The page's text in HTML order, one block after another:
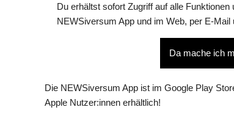
Du erhältst sofort Zugriff auf alle Funktionen
NEWSiversum App und im Web, per E-Mail
Da mache ich
Die NEWSiversum App ist im Google Play
Apple Nutzer:innen erhältlich!